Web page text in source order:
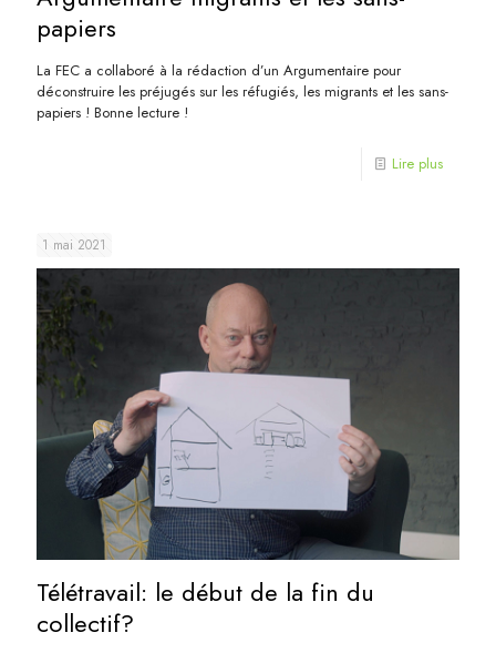
papiers
La FEC a collaboré à la rédaction d’un Argumentaire pour
déconstruire les préjugés sur les réfugiés, les migrants et les sans-
papiers ! Bonne lecture !
Lire plus
1 mai 2021
Télétravail: le début de la fin du
collectif?